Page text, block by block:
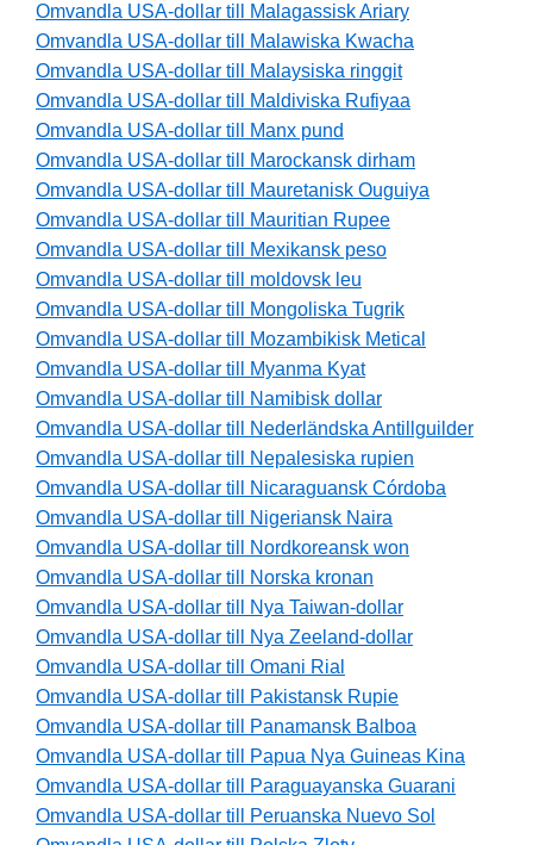
Omvandla USA-dollar till Malagassisk Ariary
Omvandla USA-dollar till Malawiska Kwacha
Omvandla USA-dollar till Malaysiska ringgit
Omvandla USA-dollar till Maldiviska Rufiyaa
Omvandla USA-dollar till Manx pund
Omvandla USA-dollar till Marockansk dirham
Omvandla USA-dollar till Mauretanisk Ouguiya
Omvandla USA-dollar till Mauritian Rupee
Omvandla USA-dollar till Mexikansk peso
Omvandla USA-dollar till moldovsk leu
Omvandla USA-dollar till Mongoliska Tugrik
Omvandla USA-dollar till Mozambikisk Metical
Omvandla USA-dollar till Myanma Kyat
Omvandla USA-dollar till Namibisk dollar
Omvandla USA-dollar till Nederländska Antillguilder
Omvandla USA-dollar till Nepalesiska rupien
Omvandla USA-dollar till Nicaraguansk Córdoba
Omvandla USA-dollar till Nigeriansk Naira
Omvandla USA-dollar till Nordkoreansk won
Omvandla USA-dollar till Norska kronan
Omvandla USA-dollar till Nya Taiwan-dollar
Omvandla USA-dollar till Nya Zeeland-dollar
Omvandla USA-dollar till Omani Rial
Omvandla USA-dollar till Pakistansk Rupie
Omvandla USA-dollar till Panamansk Balboa
Omvandla USA-dollar till Papua Nya Guineas Kina
Omvandla USA-dollar till Paraguayanska Guarani
Omvandla USA-dollar till Peruanska Nuevo Sol